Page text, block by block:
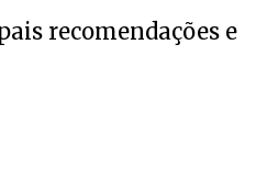
recomendações e